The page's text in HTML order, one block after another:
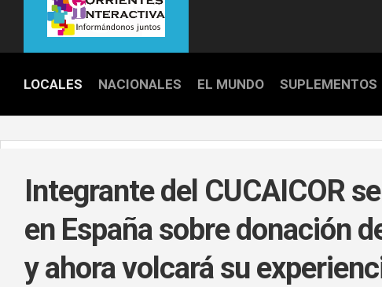
LOCALES NACIONALES EL MUNDO SUPLEMENTOS
DEPORTES
GALERÍA
ARTE
&
Integrante del CUCAICOR
en España sobre donación
y ahora volcará su